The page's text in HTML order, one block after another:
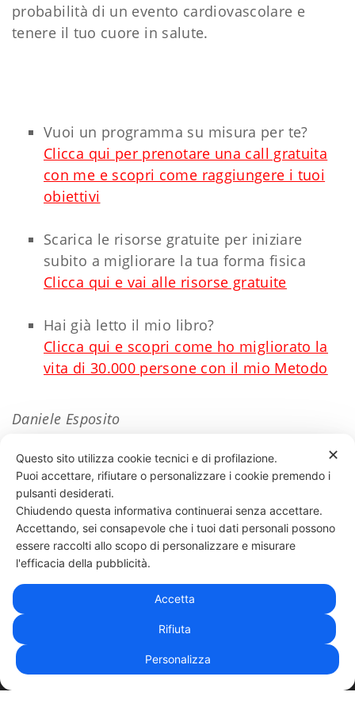
probabilità di un evento cardiovascolare e
tenere il tuo cuore in salute.
Vuoi un programma su misura per te?
Clicca qui per prenotare una call gratuita
con me e scopri come raggiungere i tuoi
obiettivi
Scarica le risorse gratuite per iniziare
subito a migliorare la tua forma fisica
Clicca qui e vai alle risorse gratuite
Hai già letto il mio libro?
Clicca qui e scopri come ho migliorato la
vita di 30.000 persone con il mio Metodo
Daniele Esposito
94 LIKES
331 818 4777DANIELE ESPOSITO
| PRIVACY POLICY
✕
Questo sito utilizza cookie tecnici e di profilazione.
Puoi accettare, rifiutare o personalizzare i cookie premendo i
pulsanti desiderati.
Chiudendo questa informativa continuerai senza accettare.
Accettando, sei consapevole che i tuoi dati personali possono
essere raccolti allo scopo di personalizzare e misurare
l'efficacia della pubblicità.
Accetta
Rifiuta
Personalizza